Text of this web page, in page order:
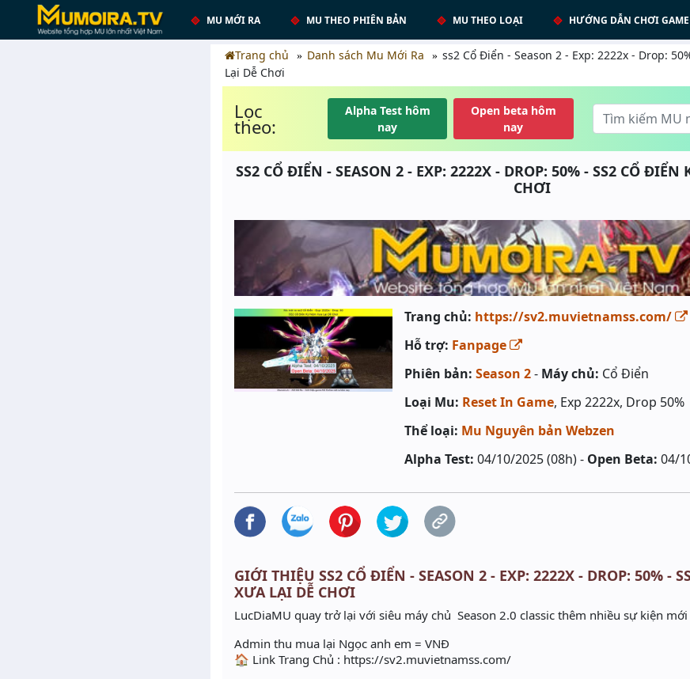
MU MỚI RA MU THEO PHIÊN BẢN MU THEO LOẠI HƯỚNG DẪN CHƠI GAME
Trang chủ Danh sách Mu Mới Ra
ss2 Cổ Điển - Season 2 - Exp: 2222x - Drop:
Lại Dễ Chơi
Lọc
theo:
Alpha Test hôm
nay
Open beta hôm
nay
SS2 CỔ ĐIỂN - SEASON 2 - EXP: 2222X - DROP: 50% - SS2 CỔ
CHƠI
Trang chủ: https://sv2.muvietnamss.com/
Hỗ trợ: Fanpage
Phiên bản: Season 2- Máy chủ: Cổ Điển
Loại Mu: Reset In Game, Exp 2222x, Drop 50%
Thể loại: Mu Nguyên bản Webzen
Alpha Test: 04/10/2025 (08h) - Open Beta: 04/
GIỚI THIỆU SS2 CỔ ĐIỂN - SEASON 2 - EXP: 2222X - DROP: 50% -
XƯA LẠI DỄ CHƠI
LucDiaMU quay trở lại với siêu máy chủ Season 2.0 classic thêm nhiều sự kiện
Admin thu mua lại Ngọc anh em = VNĐ
🏠 Link Trang Chủ : https://sv2.muvietnamss.com/